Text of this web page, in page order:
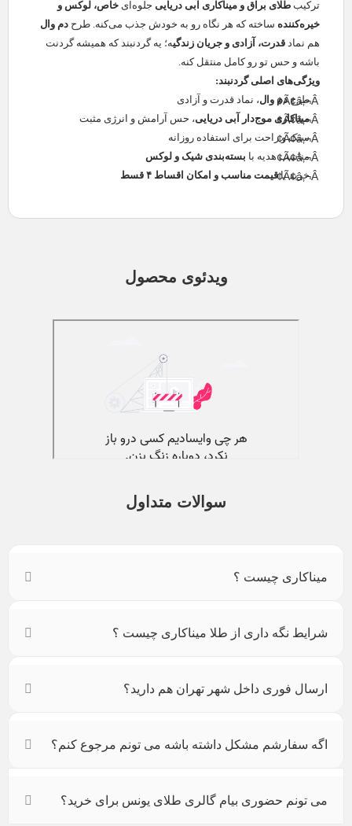
ترکیب طلای براق و میناکاری آبی دریایی جلوه‌ای خاص، لوکس و
خیره‌کننده ساخته که هر نگاه رو به خودش جذب می‌کنه. طرح دم وال
هم نماد قدرت، آزادی و جریان زندگیه؛ یه گردنبند که همیشه گردنت
باشه و حس تو رو کامل منتقل کنه.
ویژگی‌های اصلی گردنبند:
طرحدم وال، نماد قدرت و آزادی
میناکاری موج‌دار آبی دریایی، حس آرامش و انرژی مثبت
سبک و راحت برای استفاده روزانه
مناسب هدیه با بسته‌بندی شیک و لوکس
خرید باقیمت مناسب و امکان اقساط ۴ قسط
ویدئوی محصول
سوالات متداول
میناکاری چیست ؟
شرایط نگه داری از طلا میناکاری چیست ؟
ارسال فوری داخل شهر تهران هم دارید؟
اگه سفارشم مشکل داشته باشه می تونم مرجوع کنم؟
می تونم حضوری بیام گالری طلای یونس برای خرید؟